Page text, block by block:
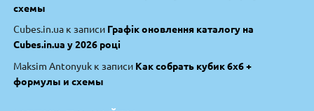
схемы
Cubes.in.ua к записи Графік оновлення каталогу на
Cubes.in.ua у 2026 році
Maksim Antonyuk к записи Как собрать кубик 6х6 +
формулы и схемы